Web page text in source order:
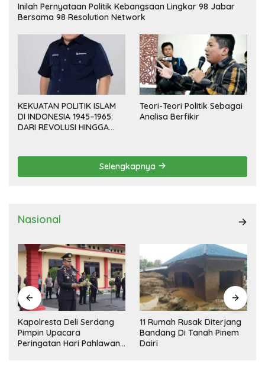
Inilah Pernyataan Politik Kebangsaan Lingkar 98 Jabar
Bersama 98 Resolution Network
KEKUATAN POLITIK ISLAM
DI INDONESIA 1945–1965:
DARI REVOLUSI HINGGA
Teori-Teori Politik Sebagai
Analisa Berfikir
Selengkapnya
Nasional
Kapolresta Deli Serdang
Pimpin Upacara
Peringatan Hari Pahlawan
11 Rumah Rusak Diterjang
Bandang Di Tanah Pinem
Dairi